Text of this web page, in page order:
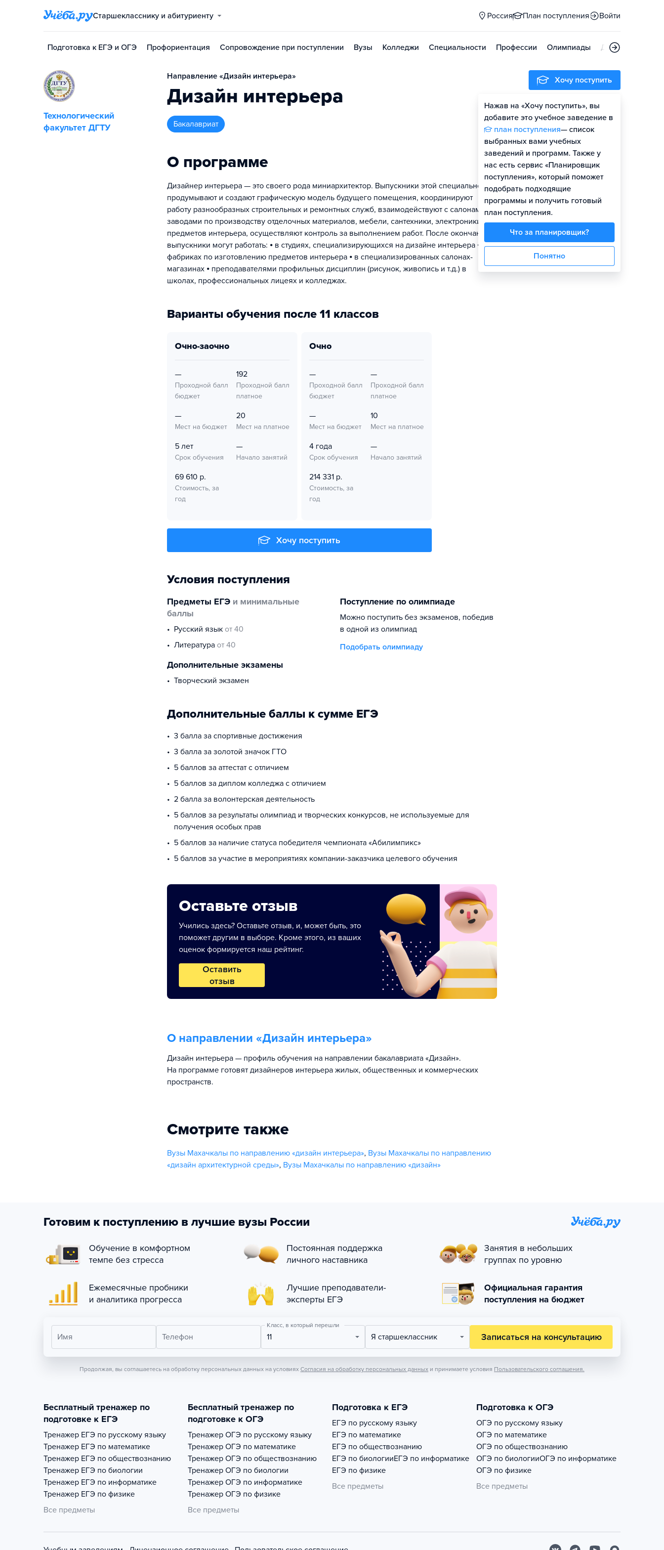
Старшекласснику и абитуриенту Россия План поступления Войти
Подготовка к ЕГЭ и ОГЭ Профориентация Сопровождение при поступлении Вузы Колледжи Специальности Профессии Олимпиады Дни открытых
Технологический
факультет ДГТУ
Направление «Дизайн интерьера»
Дизайн интерьера
бакалавриат
О программе
Дизайнер интерьера — это своего рода миниархитектор. Выпускники этой специальности
продумывают и создают графическую модель будущего помещения, координируют
работу разнообразных строительных и ремонтных служб, взаимодействуют с салонами,
заводами по производству отделочных материалов, мебели, сантехники, электроники и
предметов интерьера, осуществляют контроль за выполнением работ. После окончания
выпускники могут работать: ⦁ в студиях, специализирующихся на дизайне интерьера ⦁ на
фабриках по изготовлению предметов интерьера ⦁ в специализированных салонах-
магазинах ⦁ преподавателями профильных дисциплин (рисунок, живопись и т.д.) в
школах, профессиональных лицеях и колледжах.
Варианты обучения после 11 классов
очно-заочно
—
Проходной балл
бюджет
192
Проходной балл
платное
—
Мест на бюджет
20
Мест на платное
5 лет
Срок обучения
—
Начало занятий
69 610 р.
Стоимость, за
год
очно
—
Проходной балл
бюджет
—
Проходной балл
платное
—
Мест на бюджет
10
Мест на платное
4 года
Срок обучения
—
Начало занятий
214 331 р.
Стоимость, за
год
Хочу поступить
Условия поступления
Предметы ЕГЭ и минимальные
баллы
русский язык от 40
литература от 40
Дополнительные экзамены
творческий экзамен
Поступление по олимпиаде
Можно поступить без экзаменов, победив
в одной из олимпиад
Подобрать олимпиаду
Дополнительные баллы к сумме ЕГЭ
3 балла за спортивные достижения
3 балла за золотой значок ГТО
5 баллов за аттестат с отличием
5 баллов за диплом колледжа с отличием
2 балла за волонтерская деятельность
5 баллов за результаты олимпиад и творческих конкурсов, не используемые для
получения особых прав
5 баллов за наличие статуса победителя чемпионата «Абилимпикс»
5 баллов за участие в мероприятиях компании-заказчика целевого обучения
Оставьте отзыв
Учились здесь? Оставьте отзыв, и, может быть, это
поможет другим в выборе. Кроме этого, из ваших
оценок формируется наш рейтинг.
Оставить
отзыв
О направлении «Дизайн интерьера»
Дизайн интерьера — профиль обучения на направлении бакалавриата «Дизайн».
На программе готовят дизайнеров интерьера жилых, общественных и коммерческих
пространств.
Смотрите также
Вузы Махачкалы по направлению «дизайн интерьера», Вузы Махачкалы по направлению
«дизайн архитектурной среды», Вузы Махачкалы по направлению «дизайн»
Хочу поступить
Нажав на «Хочу поступить», вы
добавите это учебное заведение в
план поступления— список
выбранных вами учебных
заведений и программ. Также у
нас есть сервис «Планировщик
поступления», который поможет
подобрать подходящие
программы и получить готовый
план поступления.
Что за планировщик?
Понятно
Готовим к поступлению в лучшие вузы России
Обучение в комфортном
темпе без стресса
Постоянная поддержка
личного наставника
Занятия в небольших
группах по уровню
Ежемесячные пробники
и аналитика прогресса
Лучшие преподаватели-
эксперты ЕГЭ
Официальная гарантия
поступления на бюджет
Имя Телефон
Класс, в который перешли
11 Я старшеклассник Записаться на консультацию
Продолжая, вы соглашаетесь на обработку персональных данных на условиях Согласия на обработку персональных данных и принимаете условия Пользовательского соглашения.
Бесплатный тренажер по
подготовке к ЕГЭ
Тренажер ЕГЭ по русскому языку
Тренажер ЕГЭ по математике
Тренажер ЕГЭ по обществознанию
Тренажер ЕГЭ по биологии
Тренажер ЕГЭ по информатике
Тренажер ЕГЭ по физике
Все предметы
Бесплатный тренажер по
подготовке к ОГЭ
Тренажер ОГЭ по русскому языку
Тренажер ОГЭ по математике
Тренажер ОГЭ по обществознанию
Тренажер ОГЭ по биологии
Тренажер ОГЭ по информатике
Тренажер ОГЭ по физике
Все предметы
Подготовка к ЕГЭ
ЕГЭ по русскому языку
ЕГЭ по математике
ЕГЭ по обществознанию
ЕГЭ по биологииЕГЭ по информатике
ЕГЭ по физике
Все предметы
Подготовка к ОГЭ
ОГЭ по русскому языку
ОГЭ по математике
ОГЭ по обществознанию
ОГЭ по биологииОГЭ по информатике
ОГЭ по физике
Все предметы